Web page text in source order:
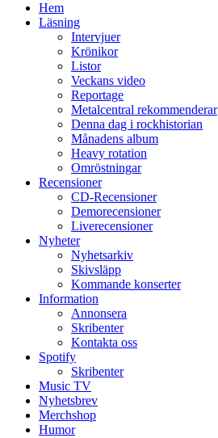
Hem
Läsning
Intervjuer
Krönikor
Listor
Veckans video
Reportage
Metalcentral rekommenderar
Denna dag i rockhistorian
Månadens album
Heavy rotation
Omröstningar
Recensioner
CD-Recensioner
Demorecensioner
Liverecensioner
Nyheter
Nyhetsarkiv
Skivsläpp
Kommande konserter
Information
Annonsera
Skribenter
Kontakta oss
Spotify
Skribenter
Music TV
Nyhetsbrev
Merchshop
Humor